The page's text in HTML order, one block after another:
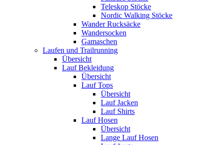
Teleskop Stöcke
Nordic Walking Stöcke
Wander Rucksäcke
Wandersocken
Gamaschen
Laufen und Trailrunning
Übersicht
Lauf Bekleidung
Übersicht
Lauf Tops
Übersicht
Lauf Jacken
Lauf Shirts
Lauf Hosen
Übersicht
Lange Lauf Hosen